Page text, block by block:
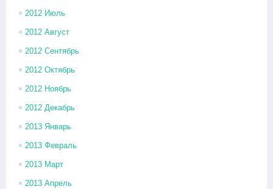
2012 Июль
2012 Август
2012 Сентябрь
2012 Октябрь
2012 Ноябрь
2012 Декабрь
2013 Январь
2013 Февраль
2013 Март
2013 Апрель